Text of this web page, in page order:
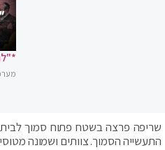
שריפה פרצה בשטח פתוח סמוך
התעשייה הסמוך. צוותים ושמונה